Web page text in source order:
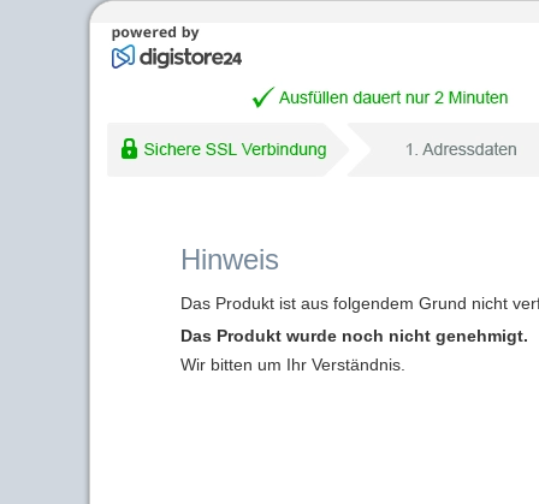
Hinweis
Das Produkt ist aus folgendem Grund nicht
Das Produkt wurde noch nicht genehmigt.
Wir bitten um Ihr Verständnis.